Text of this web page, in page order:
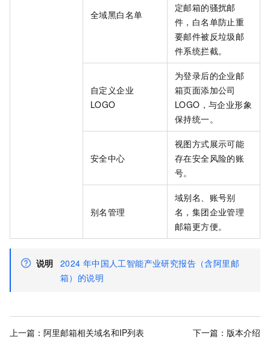
全域黑白名单
定邮箱的骚扰邮
件，白名单防止重
要邮件被反垃圾邮
件系统拦截。
自定义企业
LOGO
为登录后的企业邮
箱页面添加公司
LOGO，与企业形象
保持统一。
安全中心
视图方式展示可能
存在安全风险的账
号。
别名管理
域别名、账号别
名，集团企业管理
邮箱更方便。
说明 2024 年中国人工智能产业研究报告（含阿里邮
箱）的说明
上一篇： 阿里邮箱相关域名和IP列表 下一篇： 版本介绍